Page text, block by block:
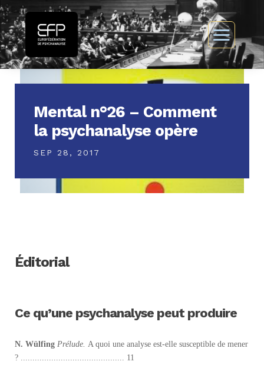
Mental n°26 – Comment
la psychanalyse opère
SEP 28, 2017
Éditorial
Ce qu’une psychanalyse peut produire
N. Wülfing Prélude. A quoi une analyse est-elle susceptible de mener
? ............................................ 11